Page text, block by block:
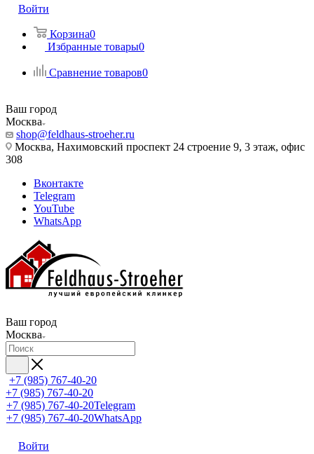
Войти
Корзина0
Избранные товары0
Сравнение товаров0
Ваш город
Москва
shop@feldhaus-stroeher.ru
Москва, Нахимовский проспект 24 строение 9, 3 этаж, офис
308
Вконтакте
Telegram
YouTube
WhatsApp
Ваш город
Москва
+7 (985) 767-40-20
+7 (985) 767-40-20
+7 (985) 767-40-20Telegram
+7 (985) 767-40-20WhatsApp
Войти